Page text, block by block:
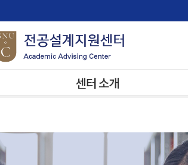
센터 소개